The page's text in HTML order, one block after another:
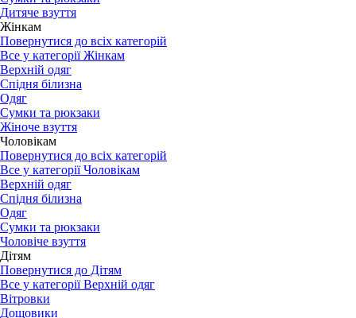
Дитяче взуття
Жінкам
Повернутися до всіх категорій
Все у категорії Жінкам
Верхній одяг
Спідня білизна
Одяг
Сумки та рюкзаки
Жіноче взуття
Чоловікам
Повернутися до всіх категорій
Все у категорії Чоловікам
Верхній одяг
Спідня білизна
Одяг
Сумки та рюкзаки
Чоловіче взуття
Дітям
Повернутися до Дітям
Все у категорії Верхній одяг
Вітровки
Дощовики